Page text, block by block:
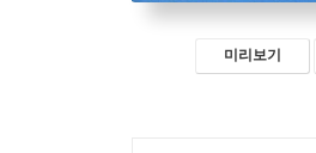
미리보기